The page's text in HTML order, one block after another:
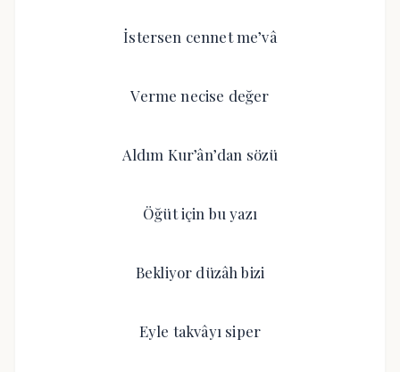
İstersen cennet me’vâ
Verme necise değer
Aldım Kur’ân’dan sözü
Öğüt için bu yazı
Bekliyor düzâh bizi
Eyle takvâyı siper